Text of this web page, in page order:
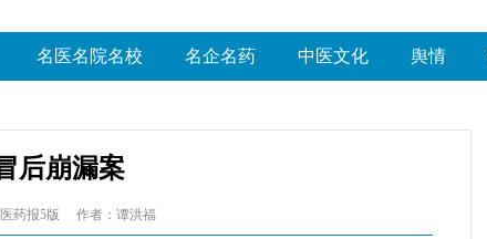
名医名院名校 名企名药 中医文化 舆情
后崩漏案
药报5版 作者：谭洪福